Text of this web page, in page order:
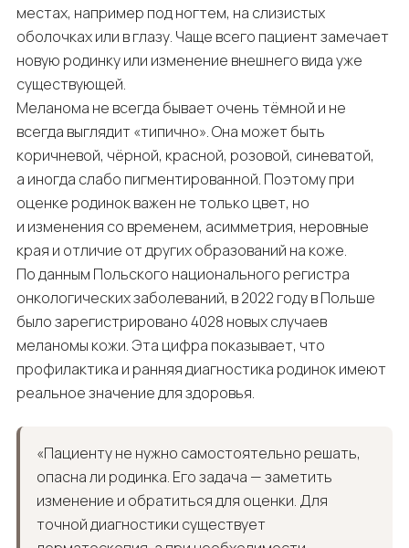
местах, например под ногтем, на слизистых
оболочках или в глазу. Чаще всего пациент замечает
новую родинку или изменение внешнего вида уже
существующей.
Меланома не всегда бывает очень тёмной и не
всегда выглядит «типично». Она может быть
коричневой, чёрной, красной, розовой, синеватой,
а иногда слабо пигментированной. Поэтому при
оценке родинок важен не только цвет, но
и изменения со временем, асимметрия, неровные
края и отличие от других образований на коже.
По данным Польского национального регистра
онкологических заболеваний, в 2022 году в Польше
было зарегистрировано 4028 новых случаев
меланомы кожи. Эта цифра показывает, что
профилактика и ранняя диагностика родинок имеют
реальное значение для здоровья.
«Пациенту не нужно самостоятельно решать,
опасна ли родинка. Его задача — заметить
изменение и обратиться для оценки. Для
точной диагностики существует